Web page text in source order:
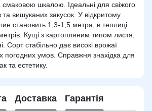
смаковою шкалою. Ідеальні для свіжого
та вишуканих закусок. У відкритому
становить 1,3-1,5 метра, в теплиці
Кущі з картопляним типом листя,
Сорт стабільно дає високі врожаї
погодних умов. Справжня знахідка для
та естетику.
Доставка Гарантія